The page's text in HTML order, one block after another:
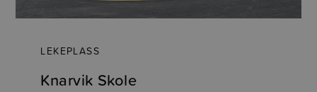
LEKEPLASS
Knarvik Skole